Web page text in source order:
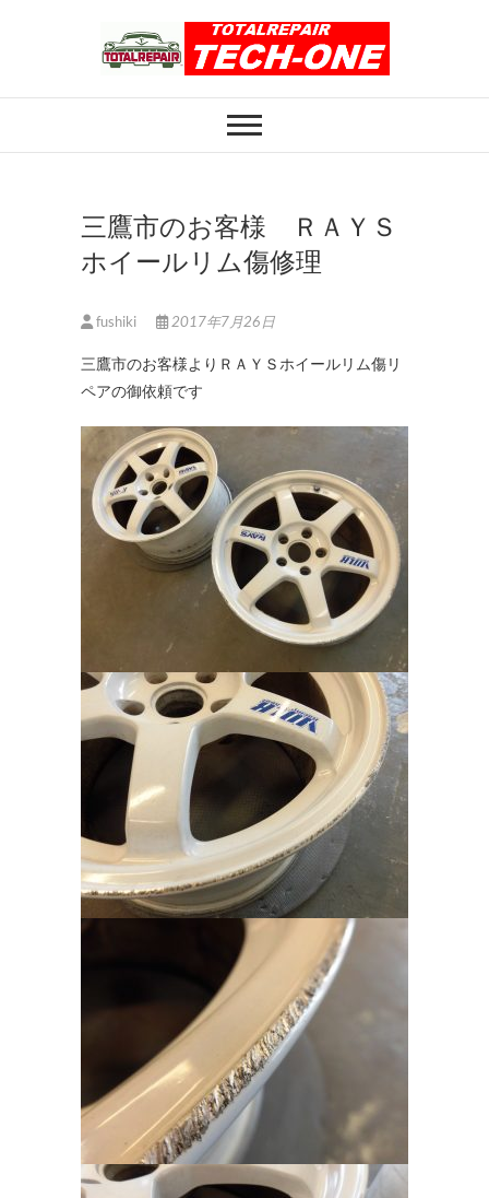
ホイール修理のト
ータルリペアテッ
クワン
三鷹市のお客様 ＲＡＹＳ
ホイールリム傷修理
fushiki 2017年7月26日
三鷹市のお客様よりＲＡＹＳホイールリム傷リ
ペアの御依頼です